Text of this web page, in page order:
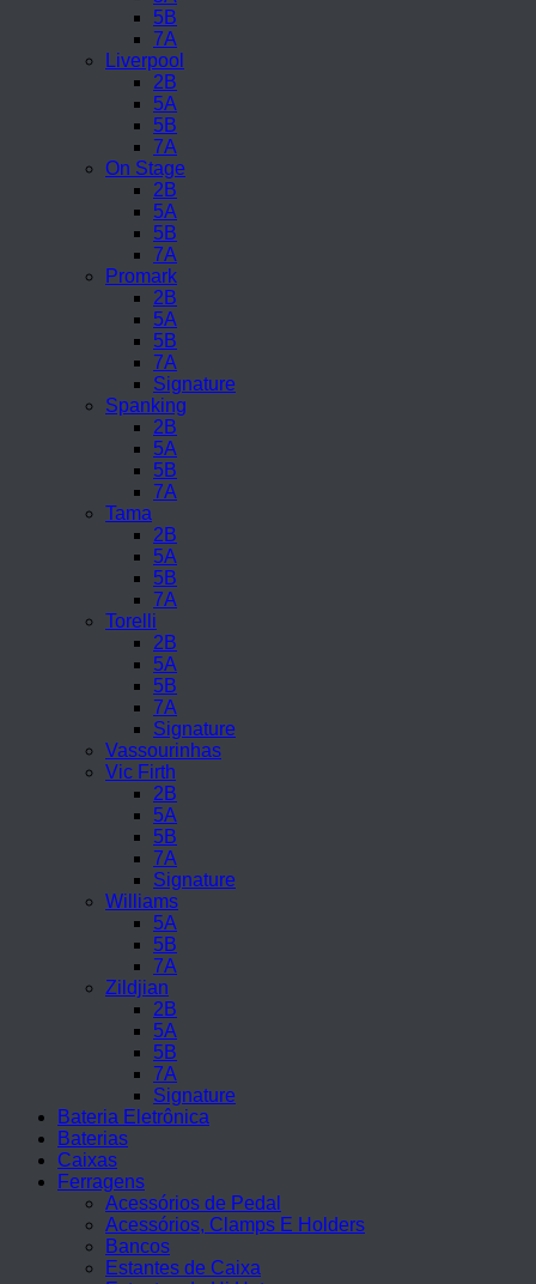
5B
7A
Liverpool
2B
5A
5B
7A
On Stage
2B
5A
5B
7A
Promark
2B
5A
5B
7A
Signature
Spanking
2B
5A
5B
7A
Tama
2B
5A
5B
7A
Torelli
2B
5A
5B
7A
Signature
Vassourinhas
Vic Firth
2B
5A
5B
7A
Signature
Williams
5A
5B
7A
Zildjian
2B
5A
5B
7A
Signature
Bateria Eletrônica
Baterias
Caixas
Ferragens
Acessórios de Pedal
Acessórios, Clamps E Holders
Bancos
Estantes de Caixa